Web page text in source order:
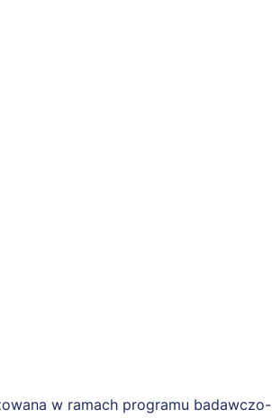
w ramach programu badawczo-